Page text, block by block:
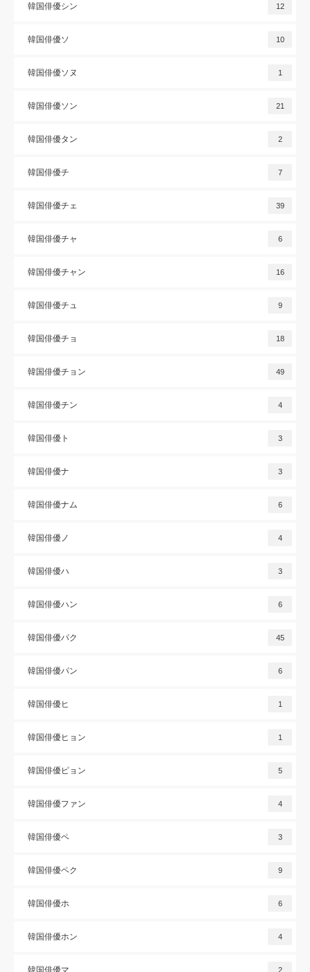
韓国俳優シン 12
韓国俳優ソ 10
韓国俳優ソヌ 1
韓国俳優ソン 21
韓国俳優タン 2
韓国俳優チ 7
韓国俳優チェ 39
韓国俳優チャ 6
韓国俳優チャン 16
韓国俳優チュ 9
韓国俳優チョ 18
韓国俳優チョン 49
韓国俳優チン 4
韓国俳優ト 3
韓国俳優ナ 3
韓国俳優ナム 6
韓国俳優ノ 4
韓国俳優ハ 3
韓国俳優ハン 6
韓国俳優パク 45
韓国俳優パン 6
韓国俳優ヒ 1
韓国俳優ヒョン 1
韓国俳優ピョン 5
韓国俳優ファン 4
韓国俳優ペ 3
韓国俳優ペク 9
韓国俳優ホ 6
韓国俳優ホン 4
韓国俳優マ 2